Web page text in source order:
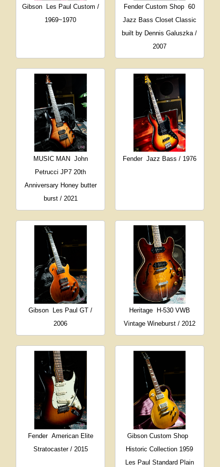
Gibson
Les Paul Custom /
1969~1970
Fender Custom Shop 60
Jazz Bass Closet Classic
built by Dennis Galuszka /
2007
MUSIC MAN John
Petrucci JP7 20th
Anniversary Honey butter
burst / 2021
Fender Jazz Bass / 1976
Gibson
Les Paul GT /
2006
Heritage
H-530 VWB
Vintage Wineburst / 2012
Fender American Elite
Stratocaster / 2015
Gibson Custom Shop
Historic Collection 1959
Les Paul Standard Plain